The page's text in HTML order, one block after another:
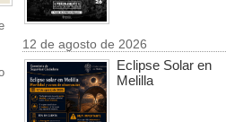
12 de agosto de 2026
Eclipse Solar en
Melilla